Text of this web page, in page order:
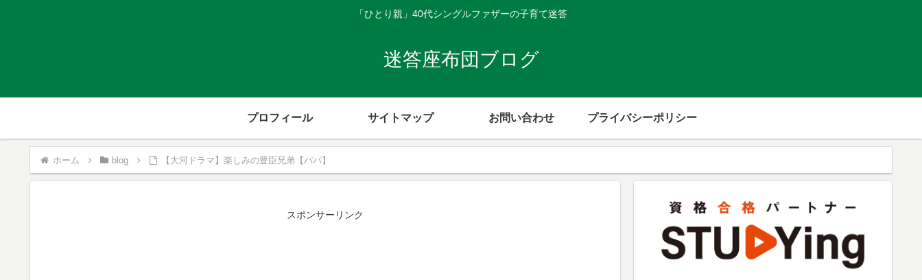
「ひとり親」40代シングルファザーの子育て迷答
迷答座布団ブログ
プロフィール サイトマップ お問い合わせ プライバシーポリシー
ホーム blog 【大河ドラマ】楽しみの豊臣兄弟【パパ】
スポンサーリンク